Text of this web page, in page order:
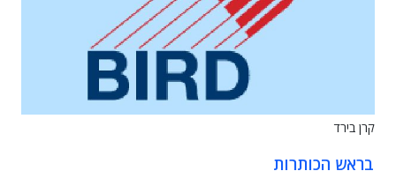
קרן בירד
בראש הכותרות